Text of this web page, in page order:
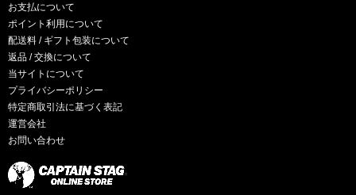
お支払について
ポイント利用について
配送料 / ギフト包装について
返品 / 交換について
当サイトについて
プライバシーポリシー
特定商取引法に基づく表記
運営会社
お問い合わせ